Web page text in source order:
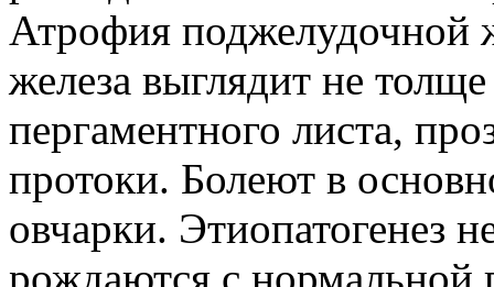
Атрофия поджелудочной
железа выглядит не толще
пергаментного листа,
протоки. Болеют в
овчарки. Этиопатогенез
рождаются с нормальной